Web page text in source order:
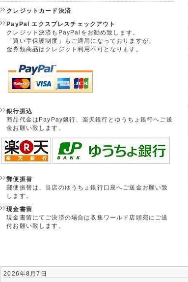
クレジットカード決済
PayPal エクスプレスチェックアウト
クレジット決済もPayPalをお勧め致します。
「買い手保護制度」もご適用になっておりますが、
金券類商品はクレジット利用不可となります。
銀行振込
商品代金はPayPay銀行、楽天銀行とゆうちょ銀行へご送
金お願い致します。
郵便振替
郵便振替は、当店のゆうちょ銀行口座へご送金お願い致
します。
現金書留
現金書留にてご決済の場合は収集ワールド店頭宛にご送
付お願い致します。
2026年8月7日